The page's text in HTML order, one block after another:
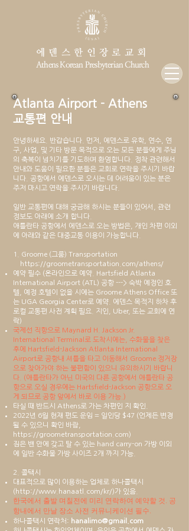
에덴스한인장로교회
Athens Korean Presbyterian Church
Atlanta Airport - Athens
교통편 안내
안녕하세요. 반갑습니다. 먼저, 에덴스로 유학, 연수, 연
구, 사업, 및 기타 방문 목적으로 오는 모든 분들에게 주님
의 축복이 넘치기를 기도하며 환영합니다. 정착 관련해서
안내와 도움이 필요한 분들은 교회로 연락을 주시기 바랍
니다. 공항에서 에덴스로 오시는 데 어려움이 있는 분은
주저 마시고 연락을 주시기 바랍니다.
일반 교통편에 대해 궁금해 하시는 분들이 있어서, 관련
정보도 아래에 소개 합니다.
애틀란타 공항에서 에덴스로 오는 방법은, 개인 차편 이외
에 아래와 같은 대중교통 이용이 가능합니다.
1. Groome (그룸) Transportation
https://groometransportation.com/athens/
예약 필수 (온라인으로 예약. Hartsfield Atlanta
International Airport (ATL) 공항 ---> 숙박 예정인 호
텔, 예정 호텔이 없을 시에는 Groome Athens Office 또
는 UGA Georgia Center로 예약. 에덴스 목적지 하차 후
로컬 교통편 사전 계획 필요. 지인, Uber, 또는 교회에 연
락)
​국제선 직항으로 Maynard H. Jackson Jr.
International Terminal로 도착시에는, 수화물을 찾은
후에 Hartsfield-Jackson Atlanta International
Airport로 공항내 셔틀을 타고 이동해서 Groome 정거장
으로 찾아가야 하는 불편함이 있으니 유의하시기 바랍니
다. (애틀란타가 아닌 미국의 다른 공항에서 애틀란타 공
항으로 오실 경우에는 Hartsfield-Jackson 공항으로 오
게 되므로 공항 앞에서 바로 이용 가능.)
타실 때 반드시 Athens로 가는 차편인 지 확인.
2022년 6월 현재 편도 운임 = 일인당 $47 (언제든 변경
될 수 있으니 확인 바람,
https://groometransportation.com)
짐은 밴 안에 갖고 탈 수 있는 hand carry-on 가방 이외
에 일반 수화물 가방 사이즈 2개 까지 가능.
2. 콜택시
대표적으로 많이 이용하는 업체로 하나콜택시
(http://www.hanaatl.com/kr/)가 있음.
한국에서 출발 며칠전에 미리 연락하여 예약할 것. 공
항내에서 만날 장소 사전 커뮤니케이션 필수.
하나콜택시 연락처: hanalimo@gmail.com